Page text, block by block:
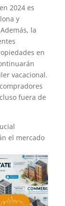
2024 es
y
la
en
vacacional.
fuera de
el mercado